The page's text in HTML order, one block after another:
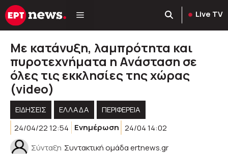
Μετάβαση
σε
Live TV
Με κατάνυξη, λαμπρότητα και
πυροτεχνήματα η Ανάσταση σε
όλες τις εκκλησίες της χώρας
(video)
ΕΙΔΗΣΕΙΣ ΕΛΛΑΔΑ
ΠΕΡΙΦΈΡΕΙΑ
24/04/22 12:54
Ενημέρωση 24/04 14:02
Σύνταξη Συντακτική ομάδα ertnews.gr